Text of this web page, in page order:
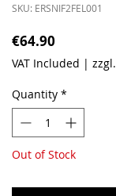
SKU: ERSNIF2FEL001
€64.90Price
VAT Included |
Quantity *
Out of Stock